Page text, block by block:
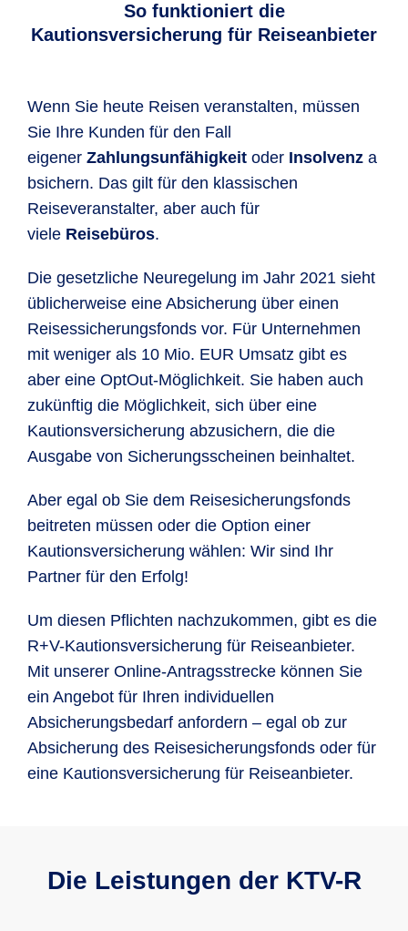
So funktioniert die
Kautionsversicherung für Reiseanbieter
Wenn Sie heute Reisen veranstalten, müssen
Sie Ihre Kunden für den Fall
eigener Zahlungsunfähigkeit oder Insolvenz a
bsichern. Das gilt für den klassischen
Reiseveranstalter, aber auch für
viele Reisebüros.
Die gesetzliche Neuregelung im Jahr 2021 sieht
üblicherweise eine Absicherung über einen
Reisessicherungsfonds vor. Für Unternehmen
mit weniger als 10 Mio. EUR Umsatz gibt es
aber eine OptOut-Möglichkeit. Sie haben auch
zukünftig die Möglichkeit, sich über eine
Kautionsversicherung abzusichern, die die
Ausgabe von Sicherungsscheinen beinhaltet.
Aber egal ob Sie dem Reisesicherungsfonds
beitreten müssen oder die Option einer
Kautionsversicherung wählen: Wir sind Ihr
Partner für den Erfolg!
Um diesen Pflichten nachzukommen, gibt es die
R+V-Kautionsversicherung für Reiseanbieter.
Mit unserer Online-Antragsstrecke können Sie
ein Angebot für Ihren individuellen
Absicherungsbedarf anfordern – egal ob zur
Absicherung des Reisesicherungsfonds oder für
eine Kautionsversicherung für Reiseanbieter.
Die Leistungen der KTV-R